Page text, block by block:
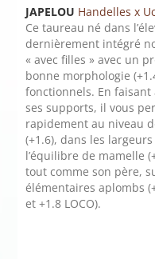
JAPELOU Handelles x
Ce taureau né dans
dernièrement intégré
« avec filles » avec un
bonne morphologie
fonctionnels. En
ses supports, il vous
rapidement au niveau
(+1.6), dans les largeurs
l’équilibre de mamelle
tout comme son père,
élémentaires aplombs
et +1.8 LOCO).